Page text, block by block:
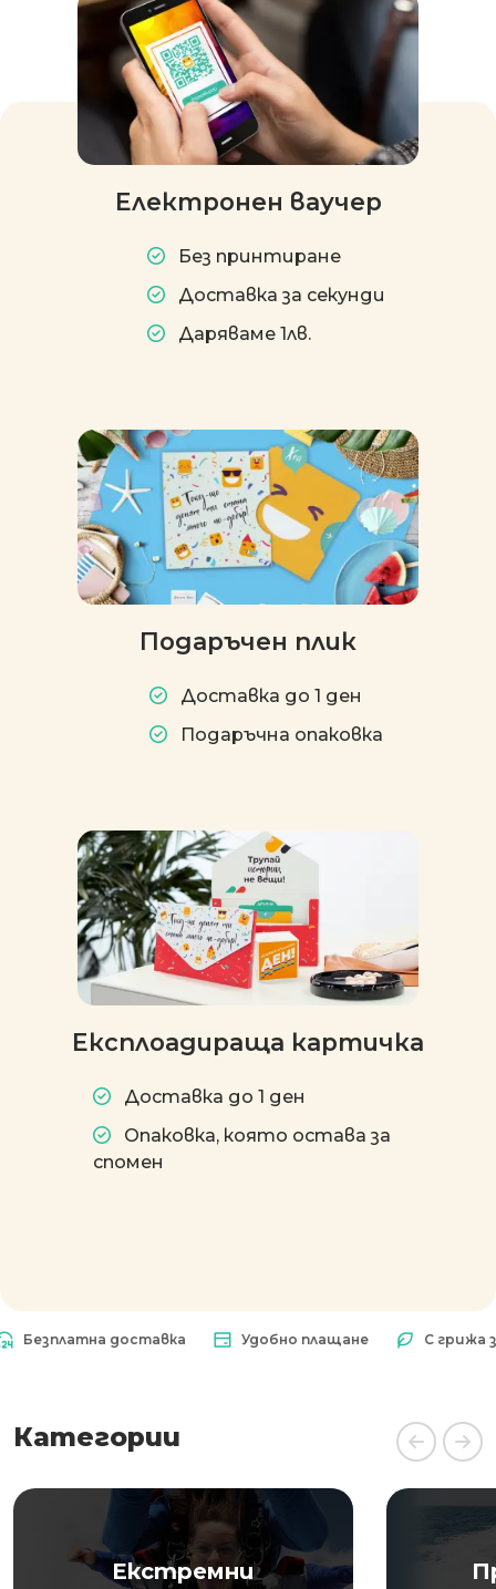
Електронен ваучер
Без принтиране
Доставка за секунди
Даряваме 1лв.
Подаръчен плик
Доставка до 1 ден
Подаръчна опаковка
Експлоадираща картичка
Доставка до 1 ден
Опаковка, която остава за
спомен
доставка Удобно плащане С грижа за
Категории
Екстремни